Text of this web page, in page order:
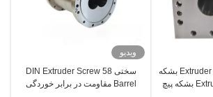
سختی بالا 58 دو پیچ Extruder بشکه
ویدیو
سختی 58 DIN Extruder Screw
Barrel مقاومت در برابر خوردگی